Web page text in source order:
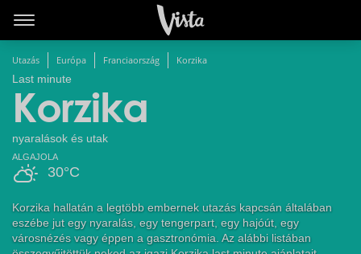
Utazás Európa Franciaország Korzika
Last minute
Korzika
nyaralások és utak
30°C
ALGAJOLA
Korzika hallatán a legtöbb embernek utazás kapcsán általában
eszébe jut egy nyaralás, egy tengerpart, egy hajóút, egy
városnézés vagy éppen a gasztronómia. Az alábbi listában